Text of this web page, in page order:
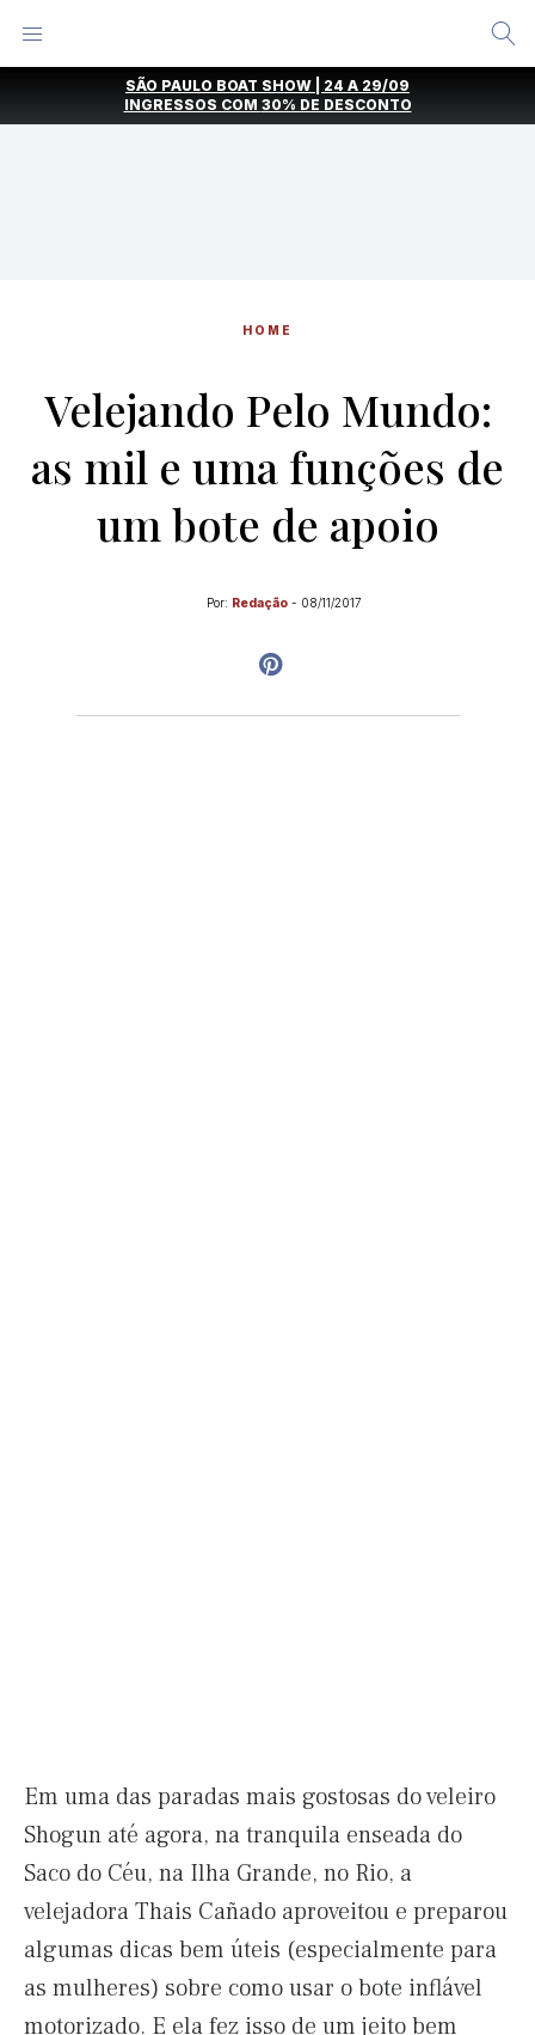
SÃO PAULO BOAT SHOW | 24 A 29/09
INGRESSOS COM 30% DE DESCONTO
HOME
Velejando Pelo Mundo:
as mil e uma funções de
um bote de apoio
Por: Redação - 08/11/2017
Em uma das paradas mais gostosas do veleiro
Shogun até agora, na tranquila enseada do
Saco do Céu, na Ilha Grande, no Rio, a
velejadora Thais Cañado aproveitou e preparou
algumas dicas bem úteis (especialmente para
as mulheres) sobre como usar o bote inflável
motorizado. E ela fez isso de um jeito bem